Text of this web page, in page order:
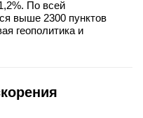
По всей
выше 2300 пунктов
геополитика и